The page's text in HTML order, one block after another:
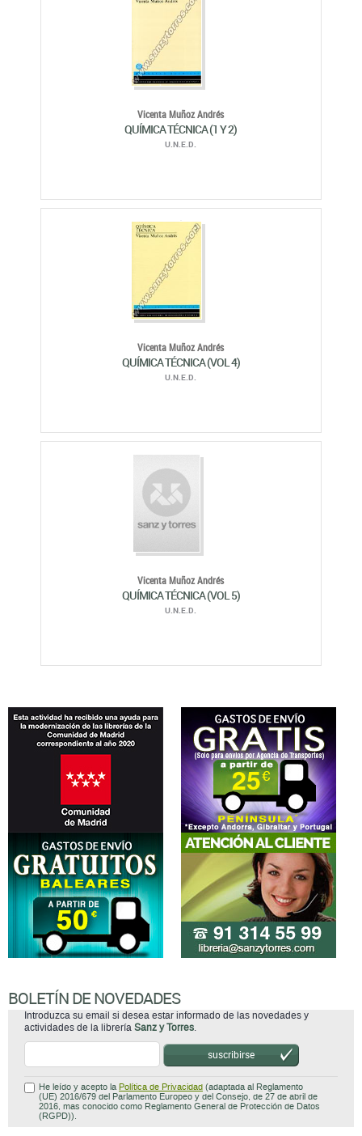
Vicenta Muñoz Andrés
QUÍMICA TÉCNICA (1 Y 2)
U.N.E.D.
Vicenta Muñoz Andrés
QUÍMICA TÉCNICA (VOL 4)
U.N.E.D.
Vicenta Muñoz Andrés
QUÍMICA TÉCNICA (VOL 5)
U.N.E.D.
BOLETÍN DE NOVEDADES
Introduzca su email si desea estar informado de las novedades y
actividades de la libreríaSanz y Torres.
suscribirse
(UE) 2016/679 del Parlamento Europeo y del Consejo, de 27 de abril de
2016, mas conocido como Reglamento General de Protección de Datos
(RGPD)).